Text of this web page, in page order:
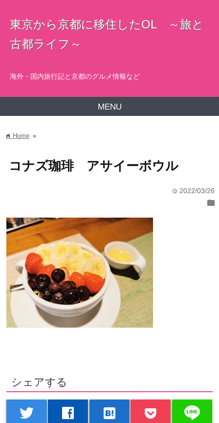
東京から京都に移住したOL ～旅と
古都ライフ～
海外・国内旅行記と京都のグルメ情報など
MENU
home Home »
コナズ珈琲 アサイーボウル
time 2022/03/26
folder
シェアする
twitter facebook hatenabookmark line